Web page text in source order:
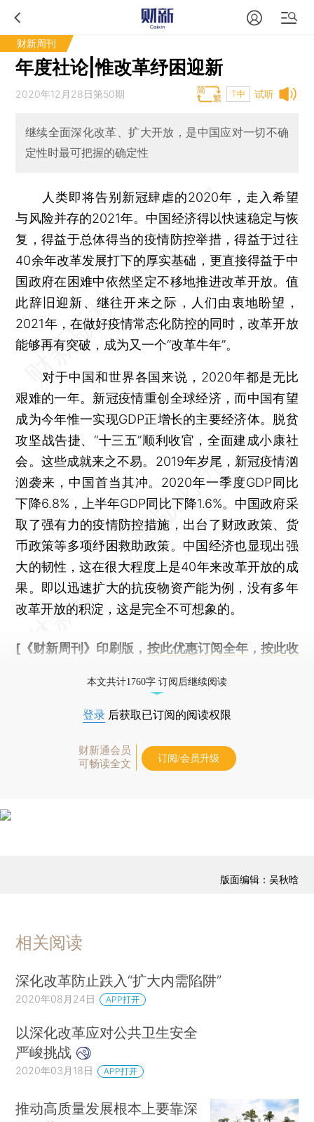
财新周刊
年度社论|惟改革纾困迎新
试听
2020年12月28日第50期 T中
继续全面深化改革、扩大开放，是中国应对一切不确
定性时最可把握的确定性
人类即将告别新冠肆虐的2020年，走入希望
与风险并存的2021年。中国经济得以快速稳定与恢
复，得益于总体得当的疫情防控举措，得益于过往
40余年改革发展打下的厚实基础，更直接得益于中
国政府在困难中依然坚定不移地推进改革开放。值
此辞旧迎新、继往开来之际，人们由衷地盼望，
2021年，在做好疫情常态化防控的同时，改革开放
能够再有突破，成为又一个“改革牛年”。
对于中国和世界各国来说，2020年都是无比
艰难的一年。新冠疫情重创全球经济，而中国有望
成为今年惟一实现GDP正增长的主要经济体。脱贫
攻坚战告捷、“十三五”顺利收官，全面建成小康社
会。这些成就来之不易。2019年岁尾，新冠疫情汹
汹袭来，中国首当其冲。2020年一季度GDP同比
下降6.8%，上半年GDP同比下降1.6%。中国政府采
取了强有力的疫情防控措施，出台了财政政策、货
币政策等多项纾困救助政策。中国经济也显现出强
大的韧性，这在很大程度上是40年来改革开放的成
果。即以迅速扩大的抗疫物资产能为例，没有多年
改革开放的积淀，这是完全不可想象的。
[《财新周刊》印刷版， 按此优惠订阅全年， 按此收
本文共计1760字 订阅后继续阅读
登录 后获取已订阅的阅读权限
财新通会员
可畅读全文
订阅/会员升级
版面编辑：吴秋晗
相关阅读
深化改革防止跌入“扩大内需陷阱”
2020年08月24日 APP打开
以深化改革应对公共卫生安全
严峻挑战
2020年03月18日 APP打开
推动高质量发展根本上要靠深